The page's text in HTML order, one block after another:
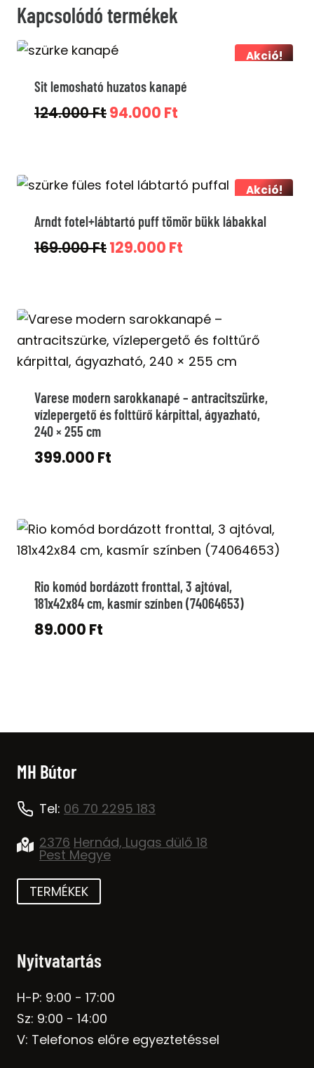
Kapcsolódó termékek
Akció!
Sit lemosható huzatos kanapé
124.000FtOriginal
124.000 Ft.
94.000 Ft
94.000 Ft.Akció!
Arndt fotel+lábtartó puff tömör bükk lábakkal
169.000FtOriginal
169.000 Ft.
129.000 Ft
129.000 Ft.
Varese modern sarokkanapé – antracitszürke,
vízlepergető és folttűrő kárpittal, ágyazható,
240 × 255 cm
399.000 Ft
Rio komód bordázott fronttal, 3 ajtóval,
181x42x84 cm, kasmír színben (74064653)
89.000 Ft
MH Bútor
Tel: 06 70 2295 183
2376 Hernád, Lugas dülő 18
Pest Megye
TERMÉKEK
Nyitvatartás
H-P: 9:00 - 17:00
Sz: 9:00 - 14:00
V: Telefonos előre egyeztetéssel